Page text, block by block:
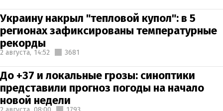
Украину накрыл "тепловой купол": в 5
регионах зафиксированы температурные
рекорды
2 августа, 14:52 3681
До +37 и локальные грозы: синоптики
представили прогноз погоды на начало
новой недели